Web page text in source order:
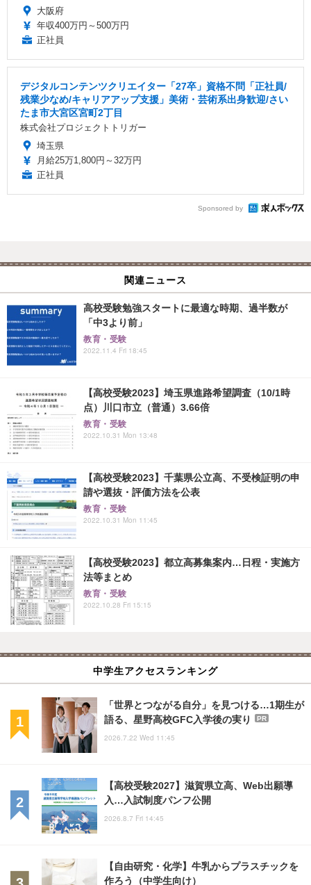
大阪府
年収400万円～500万円
正社員
デジタルコンテンツクリエイター「27卒」資格不問「正社員/
残業少なめ/キャリアアップ支援」美術・芸術系出身歓迎/さい
たま市大宮区宮町2丁目
株式会社プロジェクトトリガー
埼玉県
月給25万1,800円～32万円
正社員
Sponsored by
関連ニュース
高校受験勉強スタートに最適な時期、過半数が
「中3より前」
教育・受験
2022.11.4 Fri 18:45
【高校受験2023】埼玉県進路希望調査（10/1時
点）川口市立（普通）3.66倍
教育・受験
2022.10.31 Mon 13:48
【高校受験2023】千葉県公立高、不受検証明の申
請や選抜・評価方法を公表
教育・受験
2022.10.31 Mon 11:45
【高校受験2023】都立高募集案内…日程・実施方
法等まとめ
教育・受験
2022.10.28 Fri 15:15
中学生アクセスランキング
「世界とつながる自分」を見つける…1期生が
語る、星野高校GFC入学後の実り
PR
2026.7.22 Wed 11:45
【高校受験2027】滋賀県立高、Web出願導
入…入試制度パンフ公開
2026.8.7 Fri 14:45
【自由研究・化学】牛乳からプラスチックを
作ろう（中学生向け）